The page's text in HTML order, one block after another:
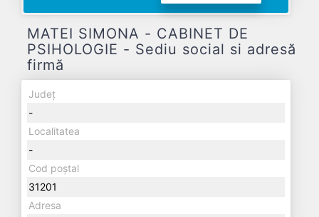
MATEI SIMONA - CABINET DE
PSIHOLOGIE - Sediu social si adresă
firmă
Județ
-
Localitatea
-
Cod poștal
31201
Adresa